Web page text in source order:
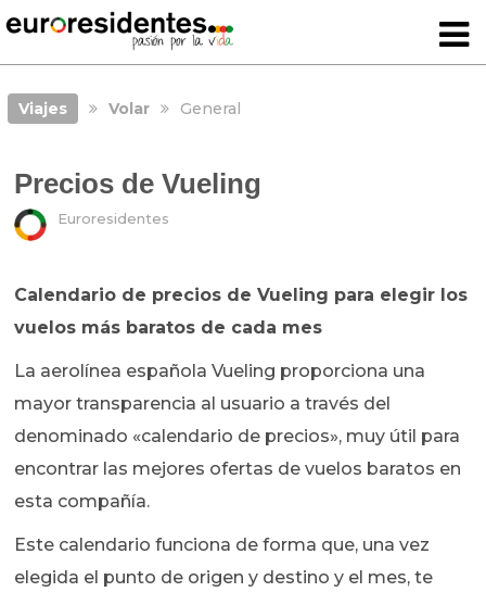
Viajes Volar General
Precios de Vueling
Euroresidentes
Calendario de precios de Vueling para elegir los
vuelos más baratos de cada mes
La aerolínea española Vueling proporciona una
mayor transparencia al usuario a través del
denominado «calendario de precios», muy útil para
encontrar las mejores ofertas de vuelos baratos en
esta compañía.
Este calendario funciona de forma que, una vez
elegida el punto de origen y destino y el mes, te